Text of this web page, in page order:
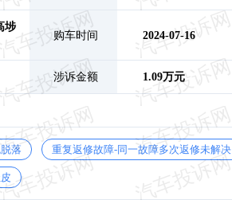
埗
购车时间 2024-07-16
涉诉金额 1.09万元
落 重复返修故障-同一故障多次返修未解决